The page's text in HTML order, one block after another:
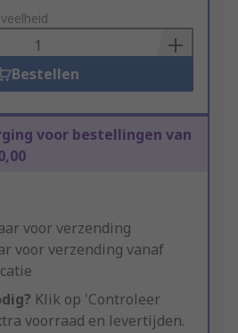
Bestellen
voor bestellingen van
voor verzending
voor verzending vanaf
Klik op 'Controleer
voorraad en levertijden.